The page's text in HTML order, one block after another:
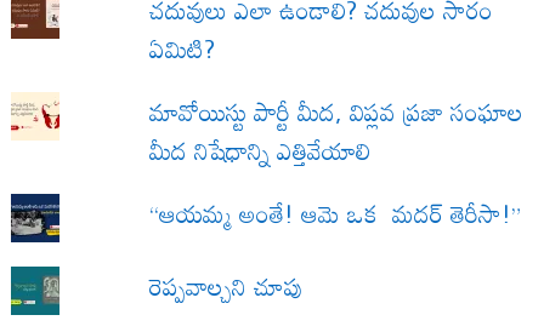
ఏమిటి?
మావోయిస్టు పార్టీ మీద, విప్లవ ప్రజా సంఘాల
మీద నిషేధాన్ని ఎత్తివేయాలి
“ఆయమ్మ అంతే! ఆమె ఒక మదర్ తెరీసా!”
రెప్పవాల్చని చూపు